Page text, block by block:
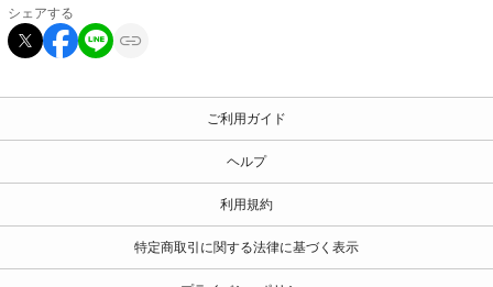
シェアする
ご利用ガイド
ヘルプ
利用規約
特定商取引に関する法律に基づく表示